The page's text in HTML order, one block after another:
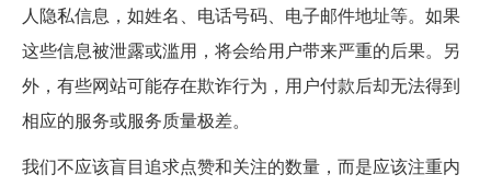
人隐私信息，如姓名、电话号码、电子邮件地址等。如果
这些信息被泄露或滥用，将会给用户带来严重的后果。另
外，有些网站可能存在欺诈行为，用户付款后却无法得到
相应的服务或服务质量极差。
我们不应该盲目追求点赞和关注的数量，而是应该注重内